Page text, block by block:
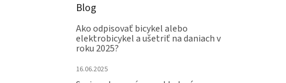
Blog
Ako odpisovať bicykel alebo
elektrobicykel a ušetriť na daniach v
roku 2025?
16.06.2025